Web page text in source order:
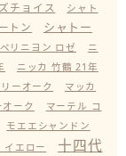
チョイス
シャト
トン
シャトー
リニヨン ロゼ
ニ
ニッカ 竹鶴 21年
ーオーク
マッカ
ーク
マーテル コ
モエエシャンドン
イエロー
十四代